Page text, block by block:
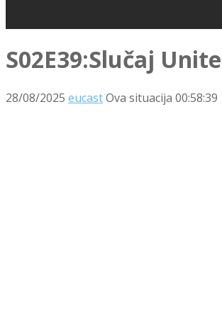
S02E39:Slučaj
28/08/2025 eucastOva situacija 00:58:39